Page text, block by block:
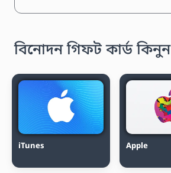
বিনোদন গিফট কার্ড কিনুন
iTunes Apple